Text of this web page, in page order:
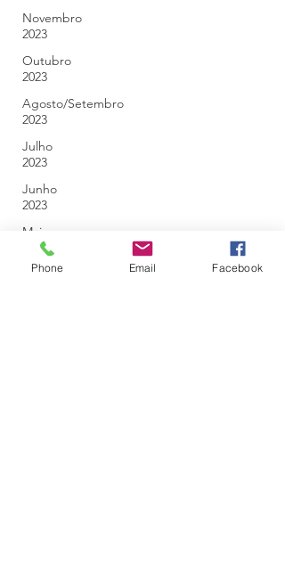
Novembro
2023
Outubro
2023
Agosto/Setembro
2023
Julho
2023
Junho
2023
Maio
2023
Abril
Phone Email Facebook